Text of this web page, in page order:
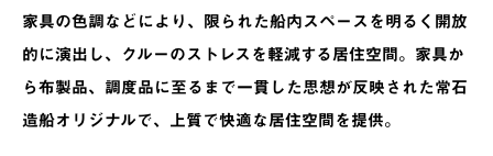
家具の色調などにより、限られた船内スペースを明るく開放
的に演出し、クルーのストレスを軽減する居住空間。家具か
ら布製品、調度品に至るまで一貫した思想が反映された常石
造船オリジナルで、上質で快適な居住空間を提供。